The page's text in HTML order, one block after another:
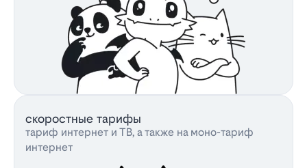
скоростные тарифы
тариф интернет и ТВ, а также на моно-тариф
интернет